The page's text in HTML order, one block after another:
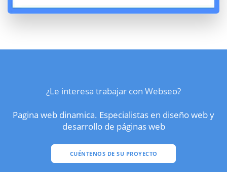
¿Le interesa trabajar con Webseo?
Pagina web dinamica. Especialistas en diseño web y
desarrollo de páginas web
CUÉNTENOS DE SU PROYECTO